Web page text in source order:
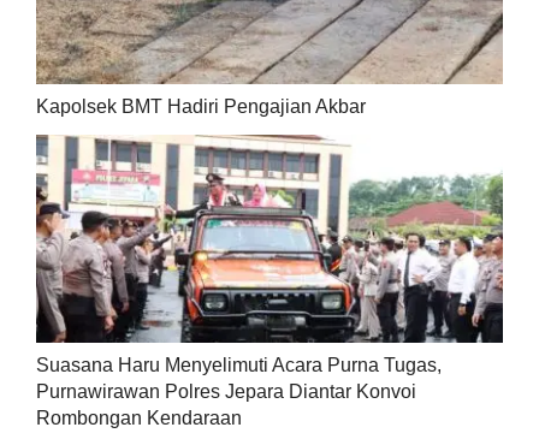
Kapolsek BMT Hadiri Pengajian Akbar
Suasana Haru Menyelimuti Acara Purna Tugas,
Purnawirawan Polres Jepara Diantar Konvoi
Rombongan Kendaraan